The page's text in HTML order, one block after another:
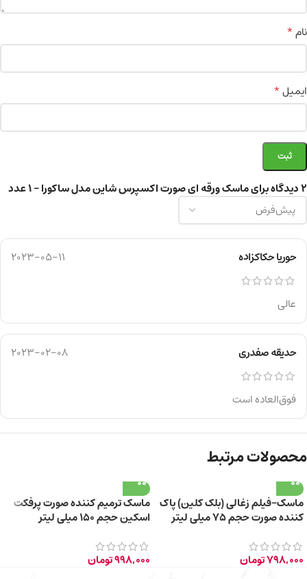
2 دیدگاه برای ماسک ورقه ای صورت اکسپرس شاین مدل ساکورا – ۱ عدد
حوریا حکاکزاده 2023-05-11
عالی
حدیقه صفدری 2023-02-08
فوق‌العاده است
نام*
ایمیل*
محصولات مرتبط
ماسک-فیلم زغالی (بلک کلین) پاک
کننده صورت حجم ۷۵ میلی لیتر
798,000تومان
ماسک ترمیم کننده صورت پرفکت
اسکین حجم ۱۵۰ میلی لیتر
998,000تومان